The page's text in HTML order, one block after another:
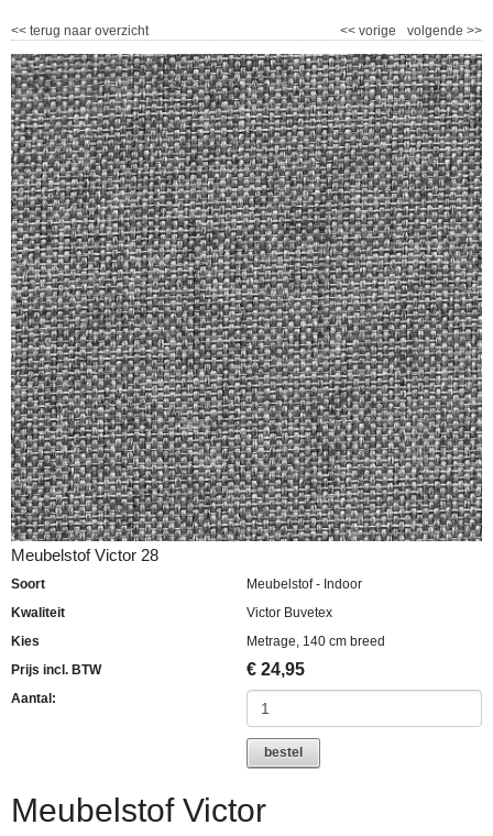
<< terug naar overzicht volgende >>
<< vorige
Meubelstof Victor 28
Soort
Meubelstof - Indoor
Kwaliteit
Victor Buvetex
Kies
Metrage, 140 cm breed
Prijs incl. BTW
€ 24,95
Aantal:
bestel
Meubelstof Victor